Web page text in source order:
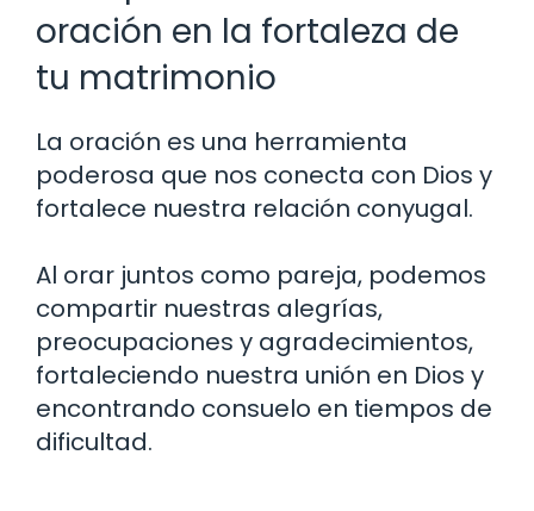
oración en la fortaleza de
tu matrimonio
La oración es una herramienta
poderosa que nos conecta con Dios y
fortalece nuestra relación conyugal.
Al orar juntos como pareja, podemos
compartir nuestras alegrías,
preocupaciones y agradecimientos,
fortaleciendo nuestra unión en Dios y
encontrando consuelo en tiempos de
dificultad.